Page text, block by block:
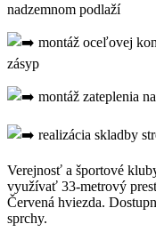
nadzemnom podlaží
montáž oceľovej
zásyp
montáž zateplenia
realizácia skladby
Verejnosť a športové
využívať 33-metrový
Červená hviezda.
sprchy.